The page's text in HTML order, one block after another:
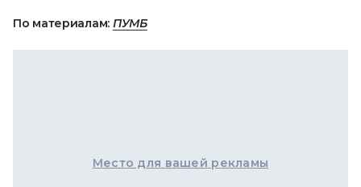
По материалам: ПУМБ
Место для вашей рекламы